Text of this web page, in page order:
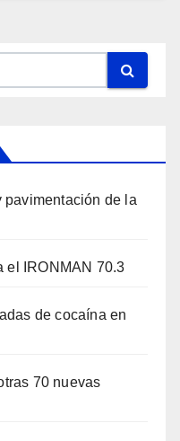
pavimentación de la
el IRONMAN 70.3
de cocaína en
70 nuevas